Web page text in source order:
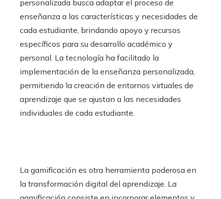
personalizada busca adaptar el proceso de
enseñanza a las características y necesidades de
cada estudiante, brindando apoyo y recursos
específicos para su desarrollo académico y
personal. La tecnología ha facilitado la
implementación de la enseñanza personalizada,
permitiendo la creación de entornos virtuales de
aprendizaje que se ajustan a las necesidades
individuales de cada estudiante.
La gamificación es otra herramienta poderosa en
la transformación digital del aprendizaje. La